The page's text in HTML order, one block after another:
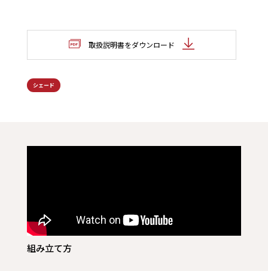
取扱説明書をダウンロード
シェード
組み立て方